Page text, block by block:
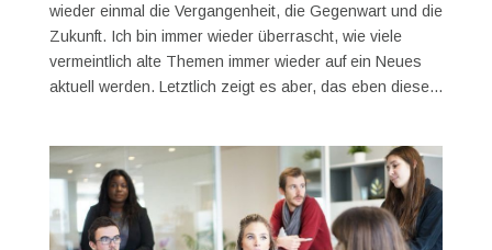
wieder einmal die Vergangenheit, die Gegenwart und die
Zukunft. Ich bin immer wieder überrascht, wie viele
vermeintlich alte Themen immer wieder auf ein Neues
aktuell werden. Letztlich zeigt es aber, das eben diese...